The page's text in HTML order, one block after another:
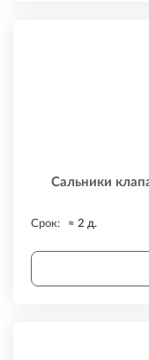
Сальники
Срок: ≈ 2 д.